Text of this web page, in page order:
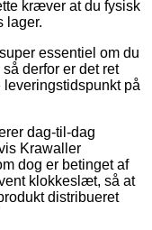
kræver at du fysisk
lager.
essentiel om du
derfor er det ret
på
dag-til-dag
Krawaller
dog er betinget af
klokkeslæt, så at
distribueret